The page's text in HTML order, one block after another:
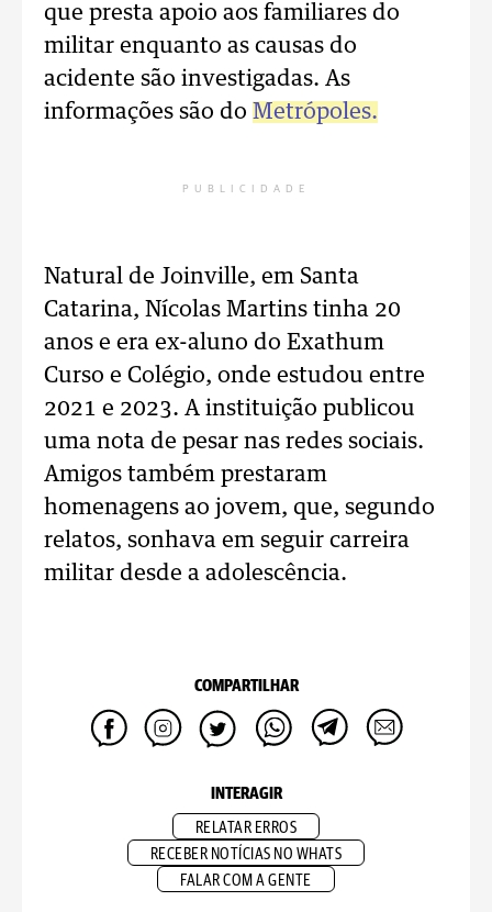
que presta apoio aos familiares do
militar enquanto as causas do
acidente são investigadas. As
informações são do Metrópoles.
PUBLICIDADE
Natural de Joinville, em Santa
Catarina, Nícolas Martins tinha 20
anos e era ex-aluno do Exathum
Curso e Colégio, onde estudou entre
2021 e 2023. A instituição publicou
uma nota de pesar nas redes sociais.
Amigos também prestaram
homenagens ao jovem, que, segundo
relatos, sonhava em seguir carreira
militar desde a adolescência.
COMPARTILHAR
INTERAGIR
RELATAR ERROS
RECEBER NOTÍCIAS NO WHATS
FALAR COM A GENTE